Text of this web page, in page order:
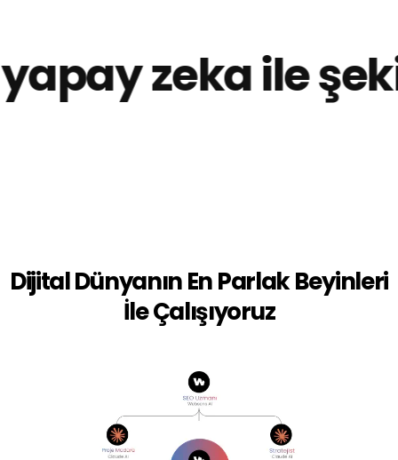
zeka ile
Dijital Dünyanın En Parlak Beyinleri
İle Çalışıyoruz